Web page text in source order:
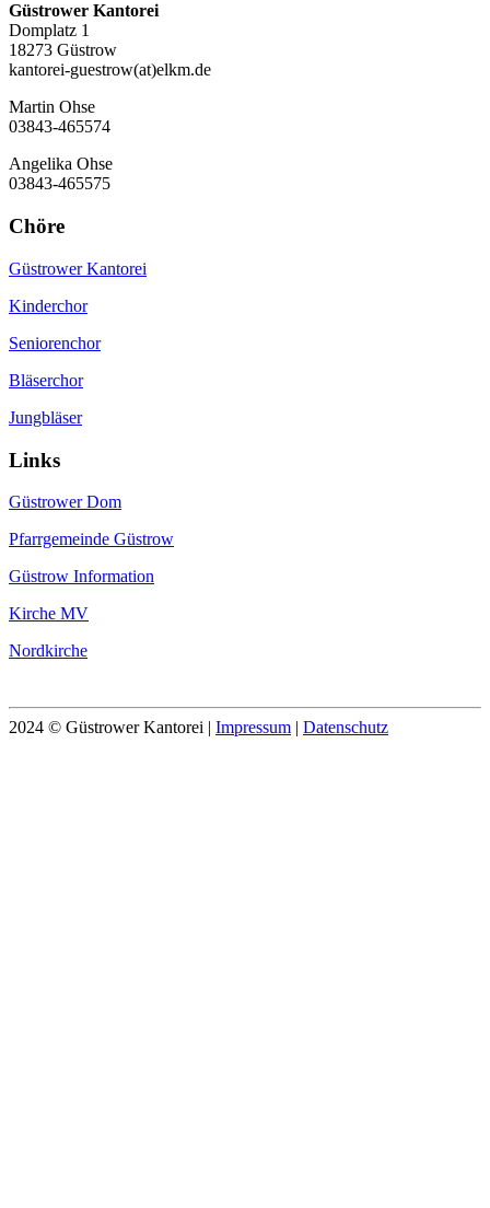
Güstrower Kantorei
Domplatz 1
18273 Güstrow
kantorei-guestrow(at)elkm.de
Martin Ohse
03843-465574
Angelika Ohse
03843-465575
Chöre
Güstrower Kantorei
Kinderchor
Seniorenchor
Bläserchor
Jungbläser
Links
Güstrower Dom
Pfarrgemeinde Güstrow
Güstrow Information
Kirche MV
Nordkirche
2024 © Güstrower Kantorei | Impressum | Datenschutz